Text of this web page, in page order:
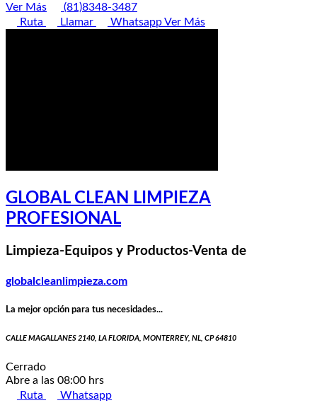
Ver Más
(81)8348-3487
Ruta
Llamar WhatsappVer Más
GLOBAL CLEAN LIMPIEZA
PROFESIONAL
Limpieza-Equipos y Productos-Venta de
globalcleanlimpieza.com
La mejor opción para tus necesidades...
CALLE MAGALLANES 2140, LA FLORIDA, MONTERREY, NL, CP 64810
Cerrado
Abre a las 08:00 hrs
Ruta
Whatsapp